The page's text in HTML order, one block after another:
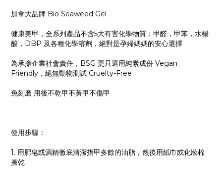
加拿大品牌 Bio Seaweed Gel
健康美甲，全系列產品不含5大有害化學物質：甲醛，甲苯，水楊
酸，DBP 及各種化學溶劑，絕對是孕婦媽媽的安心選擇
為承擔企業社會責任，BSG 更只選用純素成份 Vegan
Friendly，絕無動物測試 Cruelty-Free
免刻磨 用後不乾甲不黃甲不傷甲
使用步驟：
1. 用肥皂或酒精徹底清潔指甲多餘的油脂，然後用紙巾或化妝棉
擦乾